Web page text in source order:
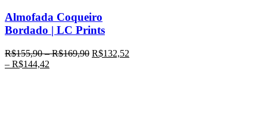
Almofada Coqueiro
Bordado | LC Prints
R$155,90–R$169,90 R$132,52
– R$144,42